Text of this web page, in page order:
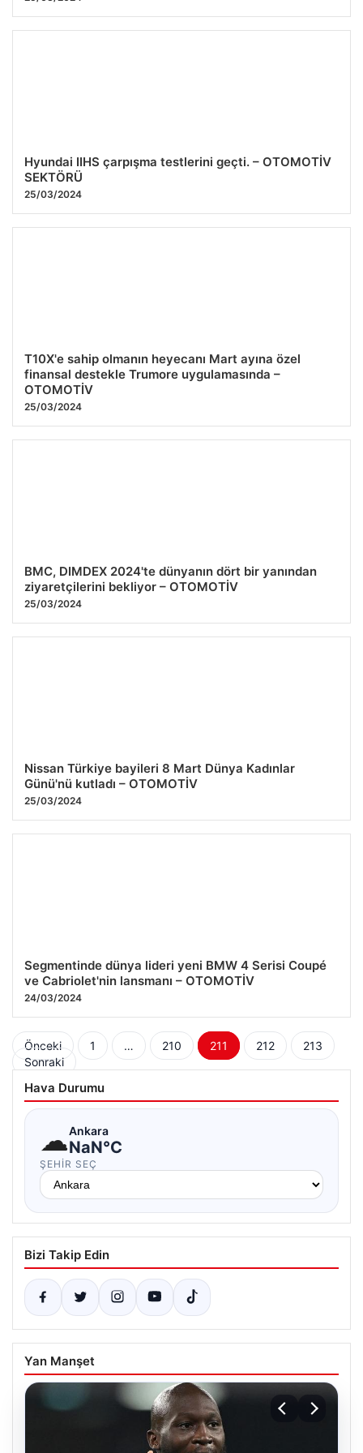
Hyundai IIHS çarpışma testlerini geçti. – OTOMOTİV
SEKTÖRÜ
25/03/2024
T10X'e sahip olmanın heyecanı Mart ayına özel
finansal destekle Trumore uygulamasında –
OTOMOTİV
25/03/2024
BMC, DIMDEX 2024'te dünyanın dört bir yanından
ziyaretçilerini bekliyor – OTOMOTİV
25/03/2024
Nissan Türkiye bayileri 8 Mart Dünya Kadınlar
Günü'nü kutladı – OTOMOTİV
25/03/2024
Segmentinde dünya lideri yeni BMW 4 Serisi Coupé
ve Cabriolet'nin lansmanı – OTOMOTİV
24/03/2024
Yazı
sayfalaması
Önceki 1 … 210 211 212
213
Sonraki
Hava Durumu
☁Ankara
NaN°C
ŞEHIR SEÇ
Bizi Takip Edin
Yan Manşet